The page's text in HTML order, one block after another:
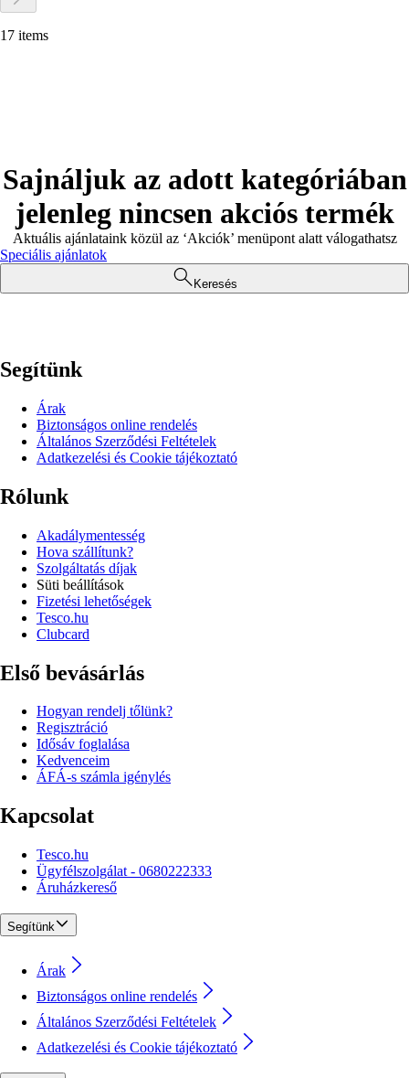
17 items
Sajnáljuk az adott kategóriában
jelenleg nincsen akciós termék
Aktuális ajánlataink közül az ‘Akciók’ menüpont alatt válogathatsz
Speciális ajánlatok
Keresés
Segítünk
Árak
Biztonságos online rendelés
Általános Szerződési Feltételek
Adatkezelési és Cookie tájékoztató
Rólunk
Akadálymentesség
Hova szállítunk?
Szolgáltatás díjak
Süti beállítások
Fizetési lehetőségek
Tesco.hu
Clubcard
Első bevásárlás
Hogyan rendelj tőlünk?
Regisztráció
Idősáv foglalása
Kedvenceim
ÁFÁ-s számla igénylés
Kapcsolat
Tesco.hu
Ügyfélszolgálat - 0680222333
Áruházkereső
Segítünk
Árak
Biztonságos online rendelés
Általános Szerződési Feltételek
Adatkezelési és Cookie tájékoztató